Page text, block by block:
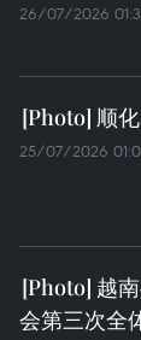
26/07/2026
顺
25/07/2026
越
会第三次全